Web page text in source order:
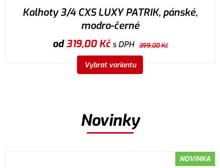
Kalhoty 3/4 CXS LUXY PATRIK, pánské,
modro-černé
od319,00Kčs DPH 399,00Kč
Vybrat variantu
Novinky
NOVINKA